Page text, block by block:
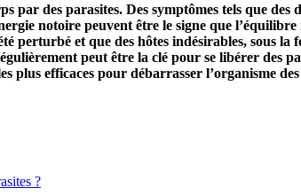
des parasites. Des symptômes tels que des
notoire peuvent être le signe que
perturbé et que des hôtes indésirables, sous la
peut être la clé pour se libérer des
plus efficaces pour débarrasser l’organisme
?